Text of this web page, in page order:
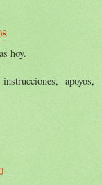
hoy.
apoyos,